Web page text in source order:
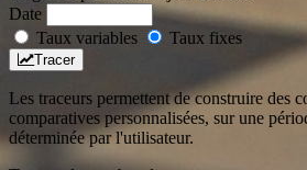
Date
Taux variables
Taux fixes
Tracer
Les traceurs permettent de construire des
comparatives personnalisées, sur une
déterminée par l'utilisateur.